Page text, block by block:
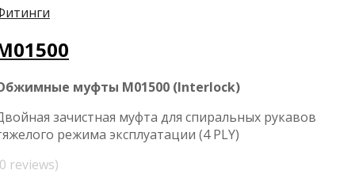
муфты M01500 (Interlock)
зачистная муфта для спиральных рукавов
режима эксплуатации (4 PLY)
reviews)